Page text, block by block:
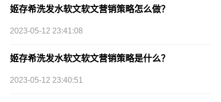
姬存希洗发水软文软文营销策略怎么做？
2023-05-12 23:41:08
姬存希洗发水软文软文营销策略是什么？
2023-05-12 23:40:51